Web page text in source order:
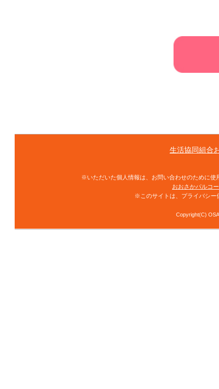
生活協同組合
※いただいた個人情報は、お問い合わせのために
おおさかパルコ
※このサイトは、プライバシー
Copyright(C)